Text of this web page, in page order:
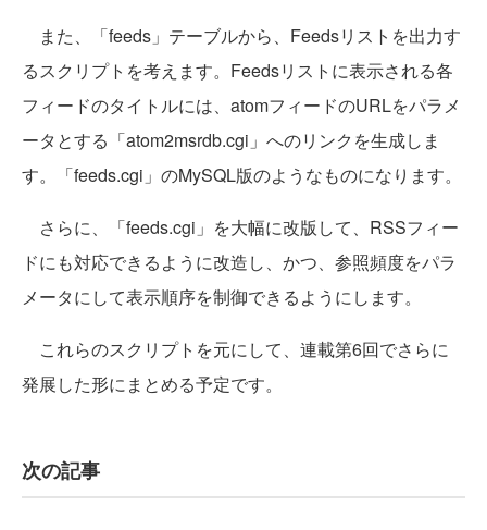
また、「feeds」テーブルから、Feedsリストを出力す
るスクリプトを考えます。Feedsリストに表示される各
フィードのタイトルには、atomフィードのURLをパラメ
ータとする「atom2msrdb.cgi」へのリンクを生成しま
す。「feeds.cgi」のMySQL版のようなものになります。
さらに、「feeds.cgi」を大幅に改版して、RSSフィー
ドにも対応できるように改造し、かつ、参照頻度をパラ
メータにして表示順序を制御できるようにします。
これらのスクリプトを元にして、連載第6回でさらに
発展した形にまとめる予定です。
次の記事